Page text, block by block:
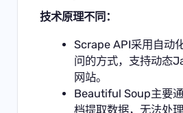
技术原理不同：
Scrape API采用自动
问的方式，支持动态
网站。
Beautiful Soup主要
档提取数据，无法处